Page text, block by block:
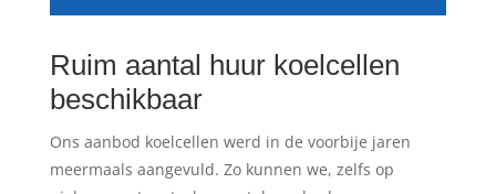
Ruim aantal huur koelcellen
beschikbaar
Ons aanbod koelcellen werd in de voorbije jaren
meermaals aangevuld. Zo kunnen we, zelfs op